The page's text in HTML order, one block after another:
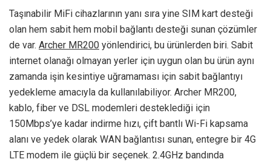
Taşınabilir MiFi cihazlarının yanı sıra yine SIM kart desteği
olan hem sabit hem mobil bağlantı desteği sunan çözümler
de var. Archer MR200 yönlendirici, bu ürünlerden biri. Sabit
internet olanağı olmayan yerler için uygun olan bu ürün aynı
zamanda işin kesintiye uğramaması için sabit bağlantıyı
yedekleme amacıyla da kullanılabiliyor. Archer MR200,
kablo, fiber ve DSL modemleri desteklediği için
150Mbps’ye kadar indirme hızı, çift bantlı Wi-Fi kapsama
alanı ve yedek olarak WAN bağlantısı sunan, entegre bir 4G
LTE modem ile güçlü bir seçenek. 2.4GHz bandında